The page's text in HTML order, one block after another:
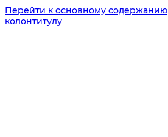
Перейти к основному содержанию
колонтитулу